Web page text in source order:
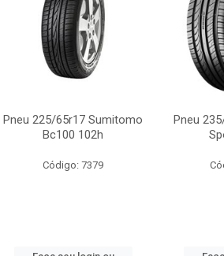
Pneu 225/65r17 Sumitomo
Bc100 102h
Código: 7379
Pneu